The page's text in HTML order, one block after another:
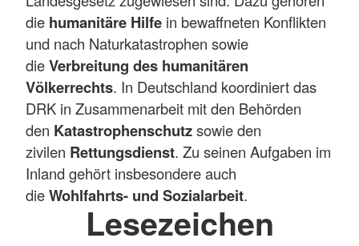
die humanitäre Hilfe in bewaffneten Konflikten
und nach Naturkatastrophen sowie
dieVerbreitung des humanitären
Völkerrechts. In Deutschland koordiniert das
DRK in Zusammenarbeit mit den Behörden
den Katastrophenschutzsowie den
zivilen Rettungsdienst. Zu seinen Aufgaben im
Inland gehört insbesondere auch
dieWohlfahrts- und Sozialarbeit.
Lesezeichen